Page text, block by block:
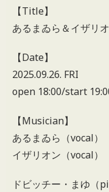
【Title】
あるまゐら＆イザリ
【Date】
2025.09.26. FRI
open 18:00/start
【Musician】
あるまゐら（vocal）
イザリオン（vocal）
ドビッチー・まゆ（